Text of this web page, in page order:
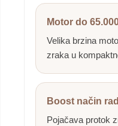
Motor do
Velika brzina
zraka u
Boost način
Pojačava protok